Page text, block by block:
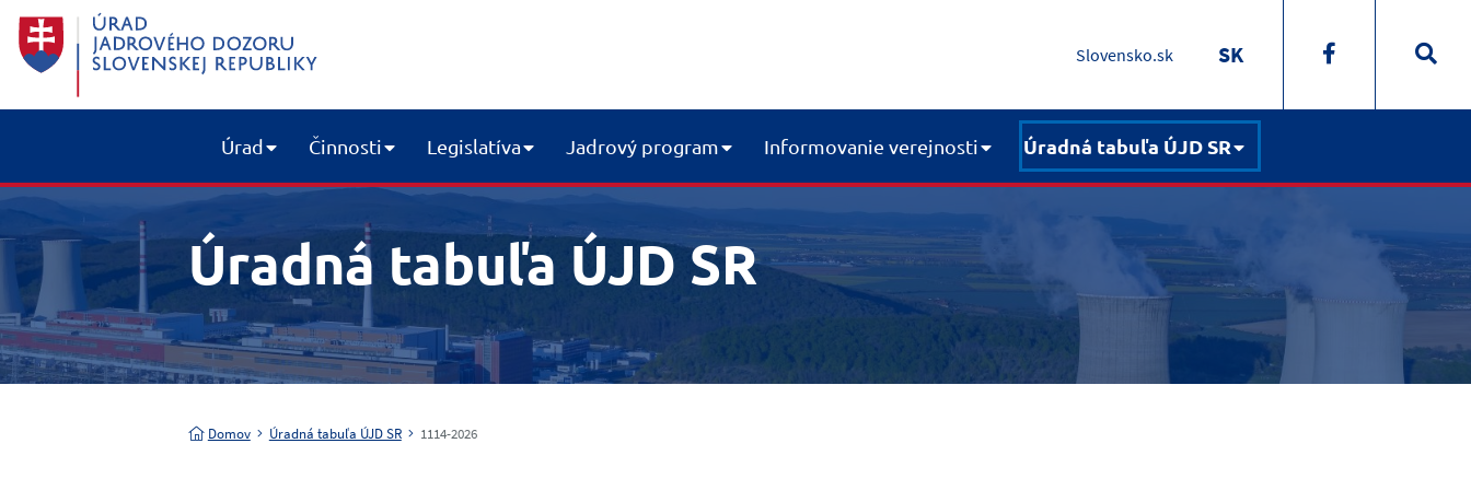
Slovensko.sk SK
Úrad Činnosti Legislatíva Jadrový program Informovanie verejnosti Úradná tabuľa ÚJD SR
Úradná tabuľa ÚJD SR
Domov Úradná tabuľa ÚJD SR 1114-2026